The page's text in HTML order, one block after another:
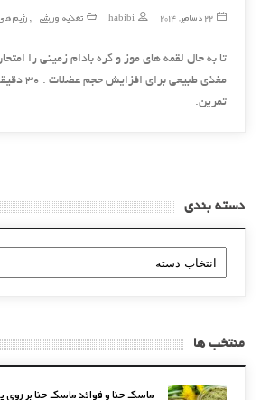
22 دسامبر, 2014 habibi تغذیه ورزشی , رژیم
تا به حال لقمه های موز و کره بادام زمینی را
مغذی طبیعی
تمرین.
دسته بندی
دسته
بندی
منتخب ها
ماسک حنا و فوائد ماسک حنا بر